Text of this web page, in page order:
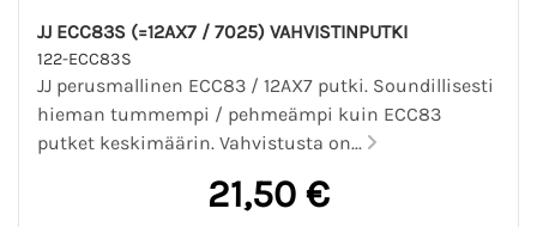
JJ ECC83S (=12AX7 / 7025) VAHVISTINPUTKI
122-ECC83S
JJ perusmallinen ECC83 / 12AX7 putki. Soundillisesti
hieman tummempi / pehmeämpi kuin ECC83
putket keskimäärin. Vahvistusta on...
21,50 €